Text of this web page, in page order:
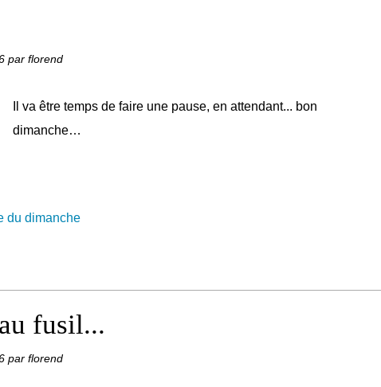
par florend
Il va être temps de faire une pause, en attendant... bon
dimanche…
du dimanche
fusil...
par florend